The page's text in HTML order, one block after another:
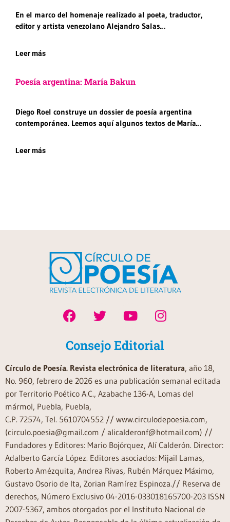
En el marco del homenaje realizado al poeta, traductor,
editor y artista venezolano Alejandro Salas…
Leer más
Poesía argentina: María Bakun
Diego Roel construye un dossier de poesía argentina
contemporánea. Leemos aquí algunos textos de María…
Leer más
Consejo Editorial
Círculo de Poesía. Revista electrónica de literatura, año 18,
No. 960, febrero de 2026 es una publicación semanal editada
por Territorio Poético A.C., Azabache 136-A, Lomas del
mármol, Puebla, Puebla,
C.P. 72574, Tel. 5610704552 // www.circulodepoesia.com,
(circulo.poesia@gmail.com / alicalderonf@hotmail.com) //
Fundadores y Editores: Mario Bojórquez, Alí Calderón. Director:
Adalberto García López. Editores asociados: Mijail Lamas,
Roberto Amézquita, Andrea Rivas, Rubén Márquez Máximo,
Gustavo Osorio de Ita, Zorian Ramírez Espinoza.// Reserva de
derechos, Número Exclusivo 04-2016-033018165700-203 ISSN
2007-5367, ambos otorgados por el Instituto Nacional de